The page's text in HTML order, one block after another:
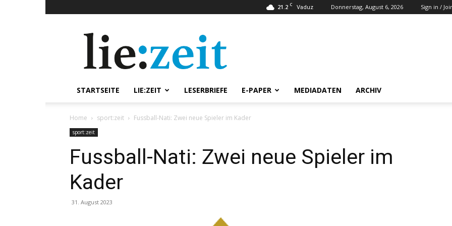
21.2 C Vaduz Donnerstag, August 6, 2026 Sign in /
STARTSEITE LIE:ZEIT LESERBRIEFE E-PAPER MEDIADATEN ARCHIV
Home sport:zeit Fussball-Nati: Zwei neue Spieler im Kader
sport:zeit
Fussball-Nati: Zwei neue Spieler im
Kader
31. August 2023